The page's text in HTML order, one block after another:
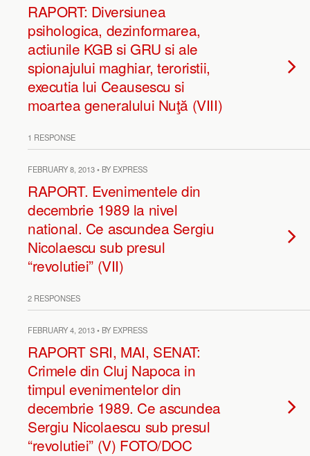
RAPORT: Diversiunea
psihologica, dezinformarea,
actiunile KGB si GRU si ale
spionajului maghiar, teroristii,
executia lui Ceausescu si
moartea generalului Nuţă (VIII)
1 RESPONSE
FEBRUARY 8, 2013 • BY EXPRESS
RAPORT. Evenimentele din
decembrie 1989 la nivel
national. Ce ascundea Sergiu
Nicolaescu sub presul
“revolutiei” (VII)
2 RESPONSES
FEBRUARY 4, 2013 • BY EXPRESS
RAPORT SRI, MAI, SENAT:
Crimele din Cluj Napoca in
timpul evenimentelor din
decembrie 1989. Ce ascundea
Sergiu Nicolaescu sub presul
“revolutiei” (V) FOTO/DOC